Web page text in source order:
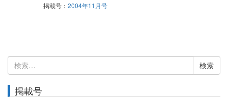
掲載号： 2004年11月号
検
索:
掲載号